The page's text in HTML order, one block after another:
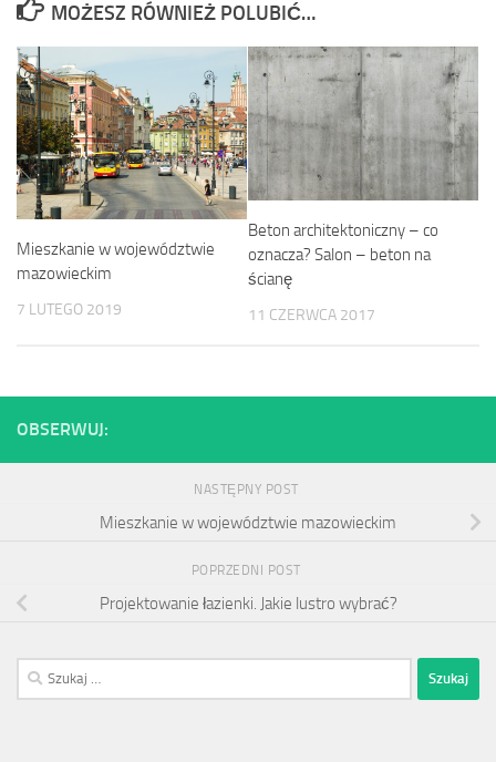
MOŻESZ RÓWNIEŻ POLUBIĆ…
Mieszkanie w województwie
mazowieckim
7 LUTEGO 2019
Beton architektoniczny – co
oznacza? Salon – beton na
ścianę
11 CZERWCA 2017
OBSERWUJ:
NASTĘPNY POST
Mieszkanie w województwie mazowieckim
POPRZEDNI POST
Projektowanie łazienki. Jakie lustro wybrać?
Szukaj: